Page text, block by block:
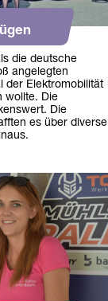
die deutsche
angelegten
der Elektromobilität
wollte. Die
Die
es über diverse